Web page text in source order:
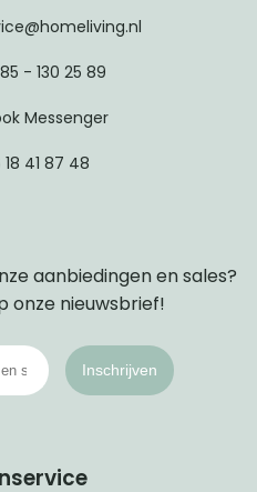
- 130 25 89
Messenger
18 41 87 48
aanbiedingen en sales?
onze nieuwsbrief!
Inschrijven